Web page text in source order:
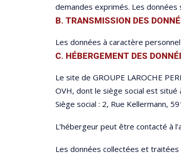
demandes exprimés. Les
B. TRANSMISSION DES
Les données à caractère
C. HÉBERGEMENT DES
Le site de GROUPE LAROCHE
OVH, dont le siège social est situé
Siège social : 2, Rue Kellermann,
L’hébergeur peut être contacté à
Les données collectées et